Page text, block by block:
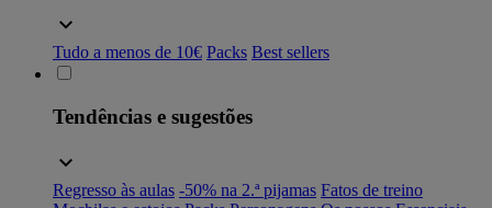
Tudo a menos de 10€ Packs Best sellers
Tendências e sugestões
Regresso às aulas -50% na 2.ª pijamas Fatos de treino